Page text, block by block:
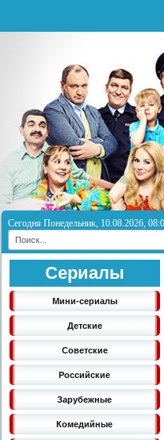
Сегодня Понедельник, 10.08.2026,
Сериалы
Мини-сериалы
Детские
Советские
Российские
Зарубежные
Комедийные